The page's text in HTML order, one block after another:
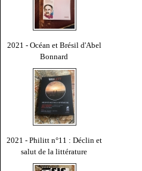
2021 - Océan et Brésil d'Abel
Bonnard
2021 - Philitt n°11 : Déclin et
salut de la littérature